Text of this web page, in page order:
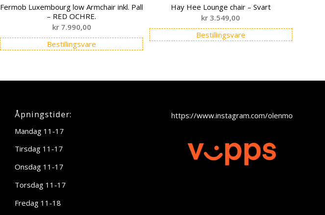
Fermob Luxembourg low Armchair inkl. Pall
– RED OCHRE.
kr7.990,00
Bestillingsvare
Hay Hee Lounge chair – Svart
kr 3.549,00
Bestillingsvare
Åpningstider:
Mandag 11-17
Tirsdag 11-17
Onsdag 11-17
Torsdag 11-17
Fredag 11-18
https://www.instagram.com/olenmobel